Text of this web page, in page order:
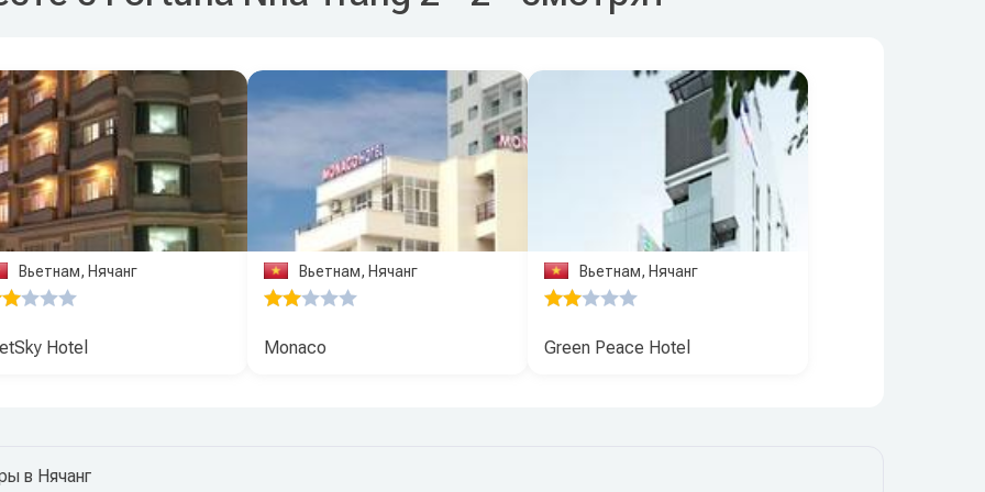
Вьетнам, Нячанг
Hotel
Вьетнам, Нячанг
Monaco
Вьетнам, Нячанг
Green Peace Hotel
в Нячанг